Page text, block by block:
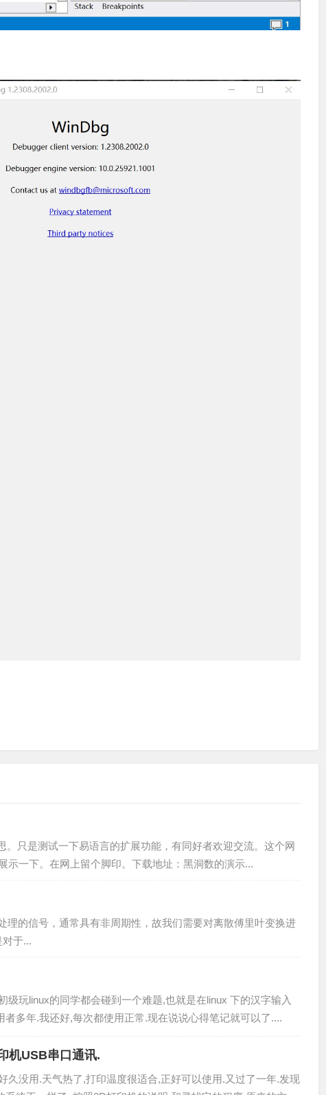
只是测试一下易语言的扩展功能，有同好者欢迎交流。这个网
一下。在网上留个脚印。下载地址：黑洞数的演示...
的信号，通常具有非周期性，故我们需要对离散傅里叶变换进
于...
级玩linux的同学都会碰到一个难题,也就是在linux 下的汉字输入
者多年.我还好,每次都使用正常.现在说说心得笔记就可以了....
机USB串口通讯.
久没用.天气热了,打印温度很适合,正好可以使用.又过了一年.发现